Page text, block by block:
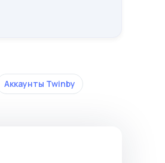
Аккаунты Twinby